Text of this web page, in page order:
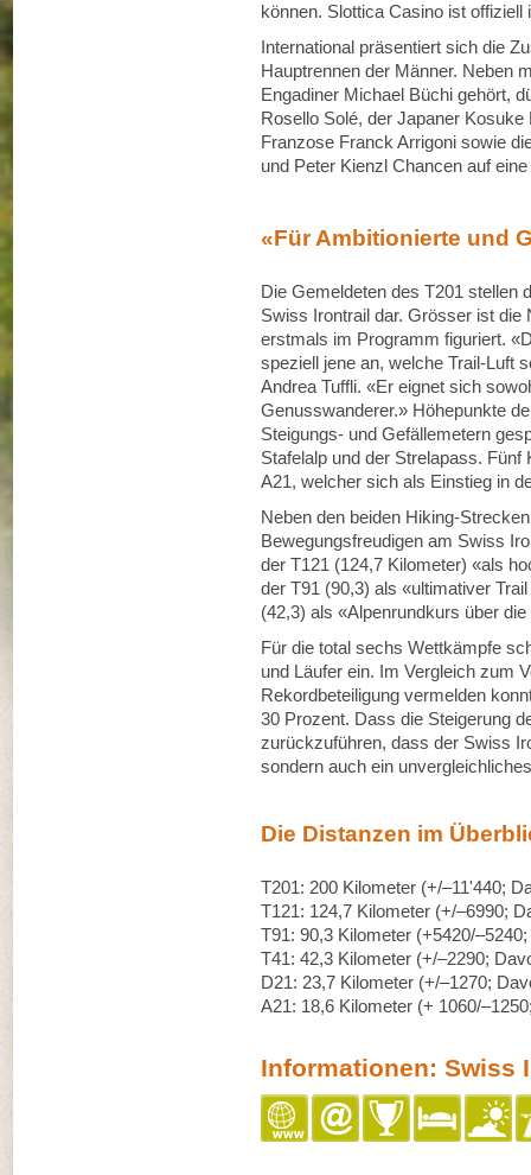
können. Slottica Casino ist offiziell
International präsentiert sich die
Hauptrennen der Männer. Neben
Engadiner Michael Büchi gehört,
Rosello Solé, der Japaner
Franzose Franck Arrigoni sowie
und Peter Kienzl Chancen auf
«Für Ambitionierte und
Die Gemeldeten des T201 stellen
Swiss Irontrail dar. Grösser ist
erstmals im Programm figuriert.
speziell jene an, welche Trail-Luft
Andrea Tuffli. «Er eignet sich
Genusswanderer.» Höhepunkte
Steigungs- und Gefällemetern
Stafelalp und der Strelapass.
A21, welcher sich als Einstieg in
Neben den beiden Hiking-
Bewegungsfreudigen am Swiss
der T121 (124,7 Kilometer) «als
der T91 (90,3) als «ultimativer
(42,3) als «Alpenrundkurs über
Für die total sechs Wettkämpfe
und Läufer ein. Im Vergleich zum
Rekordbeteiligung vermelden
30 Prozent. Dass die Steigerung
zurückzuführen, dass der Swiss
sondern auch ein
Die Distanzen im
T201: 200 Kilometer (+/–11'440;
T121: 124,7 Kilometer (+/–6990;
T91: 90,3 Kilometer (+5420/
T41: 42,3 Kilometer (+/–2290;
D21: 23,7 Kilometer (+/–1270;
A21: 18,6 Kilometer (+ 1060/
Informationen: Swiss